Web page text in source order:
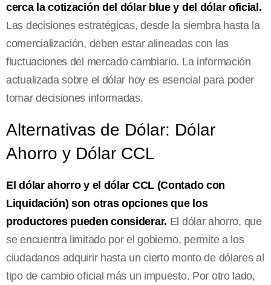
cerca la cotización del dólar blue y del dólar oficial.
Las decisiones estratégicas, desde la siembra hasta la
comercialización, deben estar alineadas con las
fluctuaciones del mercado cambiario. La información
actualizada sobre el dólar hoy es esencial para poder
tomar decisiones informadas.
Alternativas de Dólar: Dólar
Ahorro y Dólar CCL
El dólar ahorro y el dólar CCL (Contado con
Liquidación) son otras opciones que los
productores pueden considerar. El dólar ahorro, que
se encuentra limitado por el gobierno, permite a los
ciudadanos adquirir hasta un cierto monto de dólares al
tipo de cambio oficial más un impuesto. Por otro lado,